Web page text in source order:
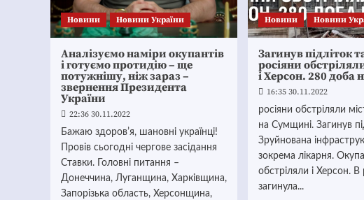
Новини Новини України
Аналізуємо наміри окупантів
і готуємо протидію – ще
потужнішу, ніж зараз –
звернення Президента
України
22:36 30.11.2022
Бажаю здоровʼя, шановні українці!
Провів сьогодні чергове засідання
Ставки. Головні питання –
Донеччина, Луганщина, Харківщина,
Запорізька область, Херсонщина,
Новини Новини
Загинув підліток
росіяни
і Херсон. 280 доба
16:35 30.11.2022
росіяни обстріляли
на Сумщині. Загинув
Зруйнована
зокрема лікарня.
обстріляли і Херсон. В
загинула...